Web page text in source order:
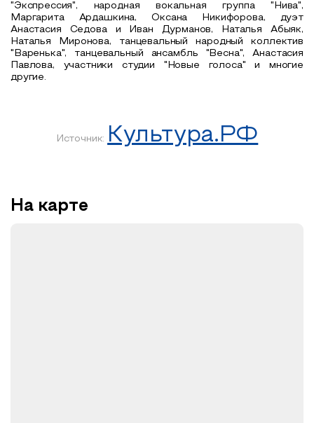
"Экспрессия", народная вокальная группа "Нива",
Маргарита Ардашкина, Оксана Никифорова, дуэт
Анастасия Седова и Иван Дурманов, Наталья Абыяк,
Наталья Миронова, танцевальный народный коллектив
"Варенька", танцевальный ансамбль "Весна", Анастасия
Павлова, участники студии "Новые голоса" и многие
другие.
Источник: Культура.РФ
На карте